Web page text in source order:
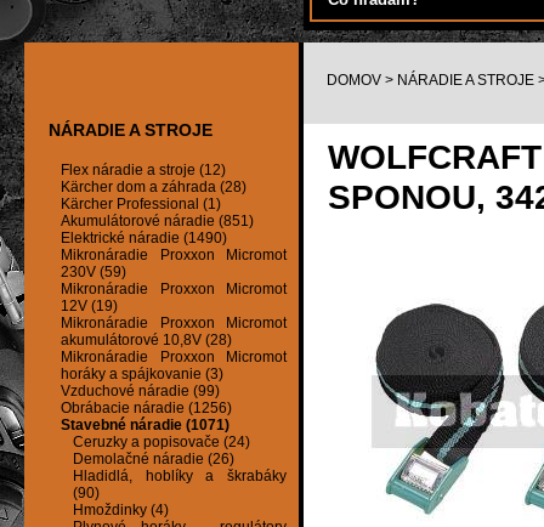
NÁRADIE A STROJE
Flex náradie a stroje (12)
Kärcher dom a záhrada (28)
Kärcher Professional (1)
Akumulátorové náradie (851)
Elektrické náradie (1490)
Mikronáradie Proxxon Micromot
230V (59)
Mikronáradie Proxxon Micromot
12V (19)
Mikronáradie Proxxon Micromot
akumulátorové 10,8V (28)
Mikronáradie Proxxon Micromot
horáky a spájkovanie (3)
Vzduchové náradie (99)
Obrábacie náradie (1256)
Stavebné náradie (1071)
Ceruzky a popisovače (24)
Demolačné náradie (26)
Hladidlá, hoblíky a škrabáky
(90)
Hmoždinky (4)
DOMOV > NÁRADIE A STROJE
SPONOU,